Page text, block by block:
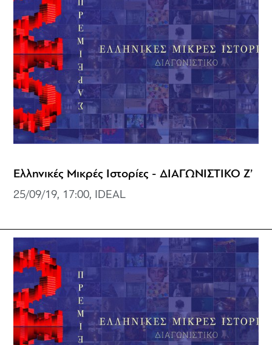
Ελληνικές Μικρές Ιστορίες - ΔΙΑΓΩΝΙΣΤΙΚΟ Ζ’
25/09/19, 17:00, IDEAL